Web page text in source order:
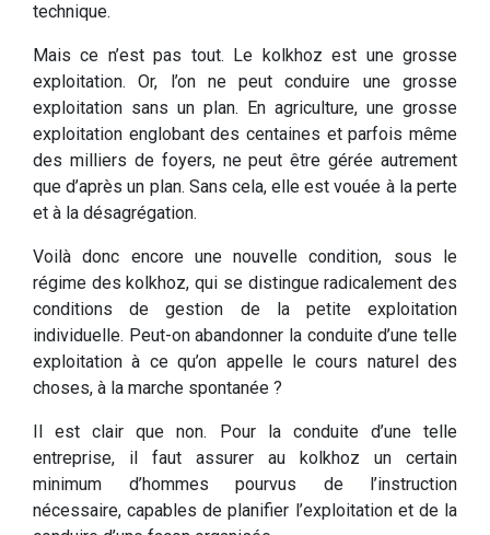
technique.
Mais ce n’est pas tout. Le kolkhoz est une grosse
exploitation. Or, l’on ne peut conduire une grosse
exploitation sans un plan. En agriculture, une grosse
exploitation englobant des centaines et parfois même
des milliers de foyers, ne peut être gérée autrement
que d’après un plan. Sans cela, elle est vouée à la perte
et à la désagrégation.
Voilà donc encore une nouvelle condition, sous le
régime des kolkhoz, qui se distingue radicalement des
conditions de gestion de la petite exploitation
individuelle. Peut-on abandonner la conduite d’une telle
exploitation à ce qu’on appelle le cours naturel des
choses, à la marche spontanée ?
Il est clair que non. Pour la conduite d’une telle
entreprise, il faut assurer au kolkhoz un certain
minimum d’hommes pourvus de l’instruction
nécessaire, capables de planifier l’exploitation et de la